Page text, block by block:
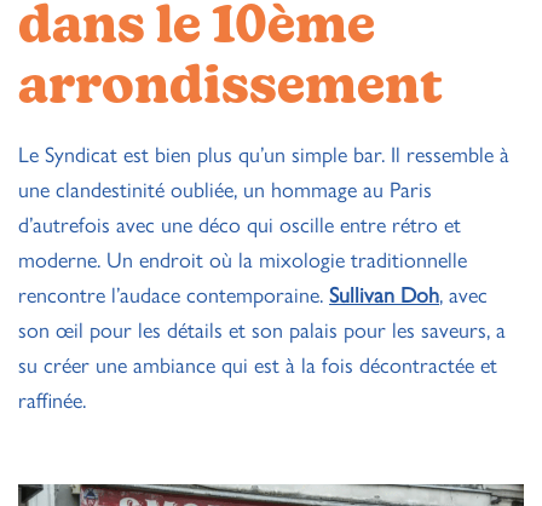
dans le 10ème
arrondissement
Le Syndicat est bien plus qu’un simple bar. Il ressemble à
une clandestinité oubliée, un hommage au Paris
d’autrefois avec une déco qui oscille entre rétro et
moderne. Un endroit où la mixologie traditionnelle
rencontre l’audace contemporaine. Sullivan Doh, avec
son œil pour les détails et son palais pour les saveurs, a
su créer une ambiance qui est à la fois décontractée et
raffinée.